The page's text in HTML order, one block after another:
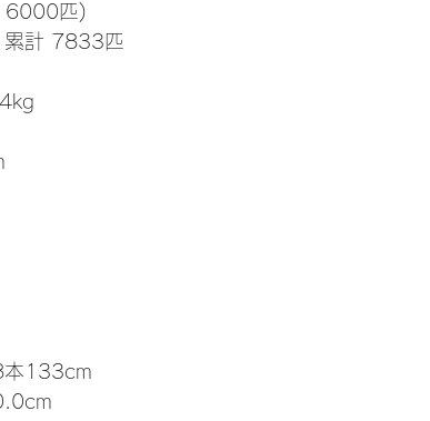
6000匹)
累計 7833匹
本133cm